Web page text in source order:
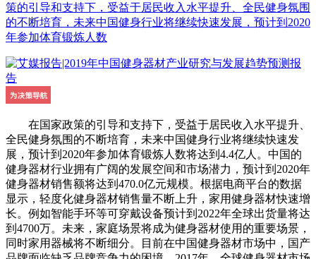
策的引导和支持下，受益于居民收入水平提升、全民健身氛围
的不断培育，未来中国健身行业将继续快速发展，预计到2020
年参加体育锻炼人数
在国家政策的引导和支持下，受益于居民收入水平提升、
全民健身氛围的不断培育，未来中国健身行业将继续快速发
展，预计到2020年参加体育锻炼人数将达到4.4亿人。中国的
健身器材行业拥有广阔的发展空间和市场潜力，预计到2020年
健身器材销售额将达到470.0亿元规模。根据电商平台的数据
显示，轻度化健身器材销售量不断上升，家用健身器材快速增
长。例如智能手环等可穿戴设备预计到2022年全球出货量将达
到4700万。未来，家庭场景将成为健身器材使用的重要场景，
同时家用器械将不断细分。目前在中国健身器材市场中，国产